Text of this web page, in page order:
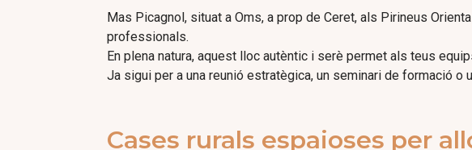
Mas Picagnol, situat a Oms, a prop de Ceret, als Pirineus
professionals.
En plena natura, aquest lloc autèntic i serè permet als teus
Ja sigui per a una reunió estratègica, un seminari de formació
Cases rurals espaioses per